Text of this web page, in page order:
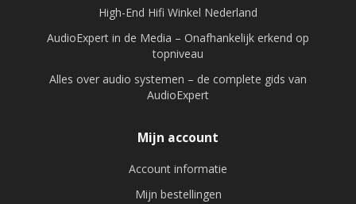
High-End Hifi Winkel Nederland
AudioExpert in de Media – Onafhankelijk erkend op
topniveau
Alles over audio systemen – de complete gids van
AudioExpert
Mijn account
Account informatie
Mijn bestellingen